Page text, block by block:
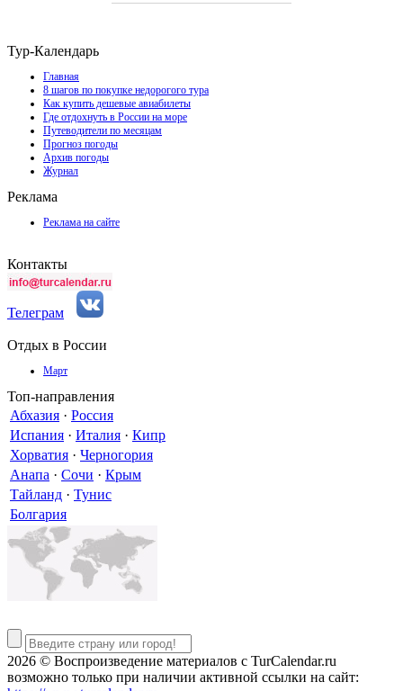
Тур-Календарь
Главная
8 шагов по покупке недорогого тура
Как купить дешевые авиабилеты
Где отдохнуть в России на море
Путеводители по месяцам
Прогноз погоды
Архив погоды
Журнал
Реклама
Реклама на сайте
Контакты
Телеграм
Отдых в России
Март
Топ-направления
Абхазия · Россия
Испания · Италия · Кипр
Хорватия · Черногория
Анапа · Сочи · Крым
Тайланд · Тунис
Болгария
2026 © Воспроизведение материалов c TurCalendar.ru
возможно только при наличии активной ссылки на сайт: